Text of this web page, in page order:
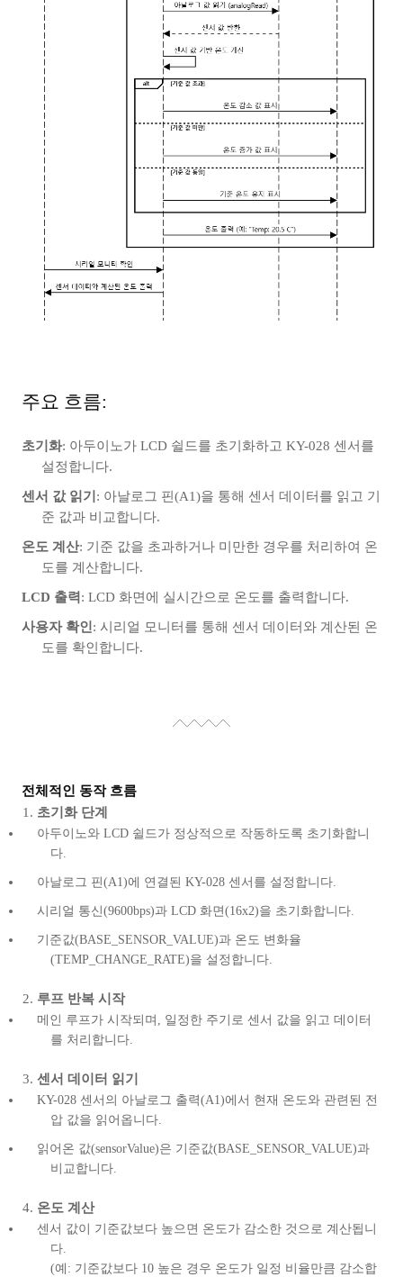
주요 흐름:
초기화: 아두이노가 LCD 쉴드를 초기화하고 KY-028 센서를
설정합니다.
센서 값 읽기 : 아날로그 핀(A1)을 통해 센서 데이터를 읽고 기
준 값과 비교합니다.
온도 계산: 기준 값을 초과하거나 미만한 경우를 처리하여 온
도를 계산합니다.
LCD 출력 : LCD 화면에 실시간으로 온도를 출력합니다.
사용자 확인 : 시리얼 모니터를 통해 센서 데이터와 계산된 온
도를 확인합니다.
전체적인 동작 흐름
초기화 단계
아두이노와 LCD 쉴드가 정상적으로 작동하도록 초기화합니
다.
아날로그 핀(A1)에 연결된 KY-028 센서를 설정합니다.
시리얼 통신(9600bps)과 LCD 화면(16x2)을 초기화합니다.
기준값(BASE_SENSOR_VALUE)과 온도 변화율
(TEMP_CHANGE_RATE)을 설정합니다.
루프 반복 시작
메인 루프가 시작되며, 일정한 주기로 센서 값을 읽고 데이터
를 처리합니다.
센서 데이터 읽기
KY-028 센서의 아날로그 출력(A1)에서 현재 온도와 관련된 전
압 값을 읽어옵니다.
읽어온 값(sensorValue)은 기준값(BASE_SENSOR_VALUE)과
비교합니다.
온도 계산
센서 값이 기준값보다 높으면 온도가 감소한 것으로 계산됩니
다.
(예: 기준값보다 10 높은 경우 온도가 일정 비율만큼 감소합